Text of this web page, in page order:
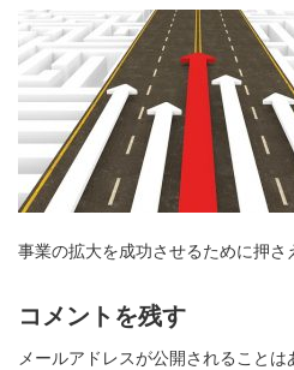
事業の拡大を成功させるために押
コメントを残す
メールアドレスが公開されることは